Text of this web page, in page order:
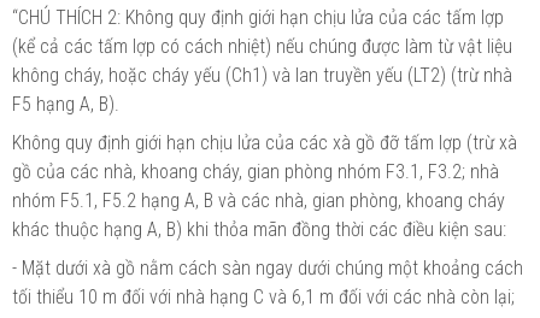
“CHÚ THÍCH 2: Không quy định giới hạn chịu lửa của các tấm lợp
(kểcả các tấm lợp có cách nhiệt) nếu chúng được làm từ vật liệu
không cháy, hoặc cháy yếu (Ch1) và lan truyền yếu (LT2) (trừ nhà
F5 hạng A, B).
Không quy định giới hạn chịu lửa của các xà gồ đỡ tấm lợp (trừ xà
gồ của các nhà, khoang cháy, gian phòng nhóm F3.1, F3.2; nhà
nhóm F5.1, F5.2 hạng A, B và các nhà, gian phòng, khoang cháy
khác thuộc hạng A, B) khi thỏa mãn đồng thời các điều kiện sau:
- Mặt dưới xà gồ nằm cách sàn ngay dưới chúng một khoảng cách
tối thiểu 10 m đối với nhà hạng C và 6,1 m đối với các nhà còn lại;